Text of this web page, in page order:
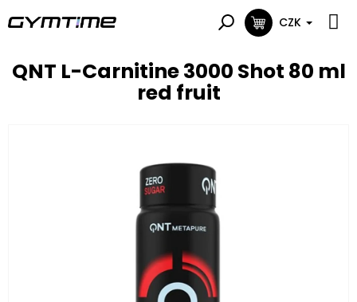
na
NÁKUPNÍ
CZK
QNT L-Carnitine 3000 Shot 80 ml
red fruit